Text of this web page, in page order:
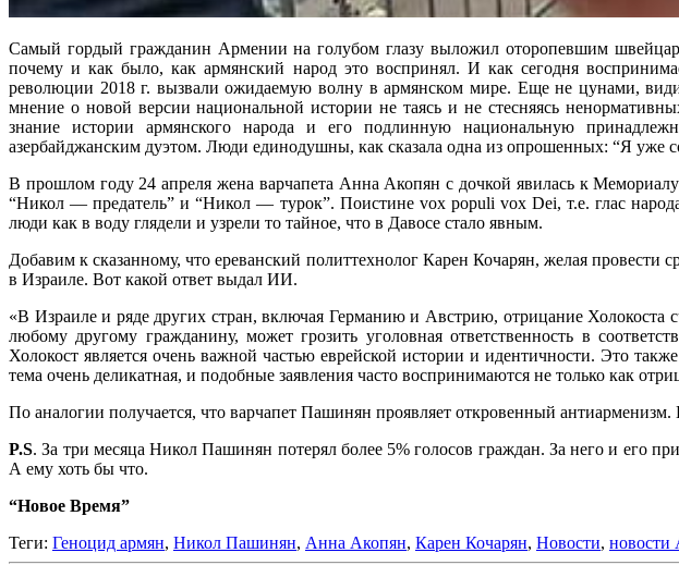
Самый гордый гражданин Армении на голубом глазу выложил оторопевшим
почему и как было, как армянский народ это воспринял. И как сегодня
революции 2018 г. вызвали ожидаемую волну в армянском мире. Еще не цунами,
мнение о новой версии национальной истории не таясь и не стесняясь
знание истории армянского народа и его подлинную национальную
азербайджанским дуэтом. Люди единодушны, как сказала одна из опрошенных: “Я уже
В прошлом году 24 апреля жена варчапета Анна Акопян с дочкой явилась к
“Никол — предатель” и “Никол — турок”. Поистине vox populi vox Dei, т.е. глас
люди как в воду глядели и узрели то тайное, что в Давосе стало явным.
Добавим к сказанному, что ереванский политтехнолог Карен Кочарян, желая провести
в Израиле. Вот какой ответ выдал ИИ.
«В Израиле и ряде других стран, включая Германию и Австрию, отрицание Холокоста
любому другому гражданину, может грозить уголовная ответственность в
Холокост является очень важной частью еврейской истории и идентичности. Это
тема очень деликатная, и подобные заявления часто воспринимаются не только как
По аналогии получается, что варчапет Пашинян проявляет откровенный антиарменизм.
P.S. За три месяца Никол Пашинян потерял более 5% голосов граждан. За него и его
А ему хоть бы что.
“Новое Время”
Теги: Геноцид армян, Никол Пашинян, Анна Акопян, Карен Кочарян, Новости, новости